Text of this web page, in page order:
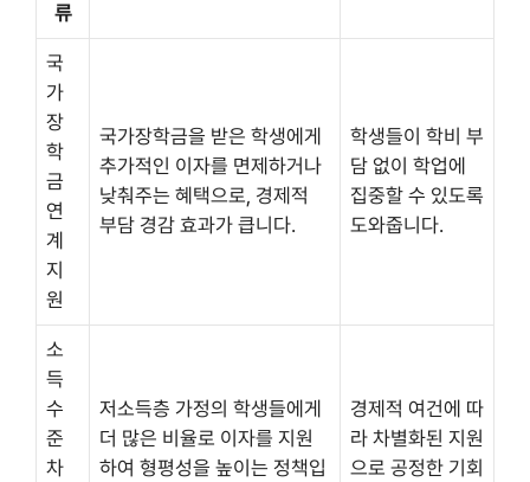
류
국
가
장
학
금
연
계
지
원
국가장학금을 받은 학생에게
추가적인 이자를 면제하거나
낮춰주는 혜택으로, 경제적
부담 경감 효과가 큽니다.
학생들이 학비 부
담 없이 학업에
집중할 수 있도록
도와줍니다.
소
득
수
준
차
저소득층 가정의 학생들에게
더 많은 비율로 이자를 지원
하여 형평성을 높이는 정책입
경제적 여건에 따
라 차별화된 지원
으로 공정한 기회